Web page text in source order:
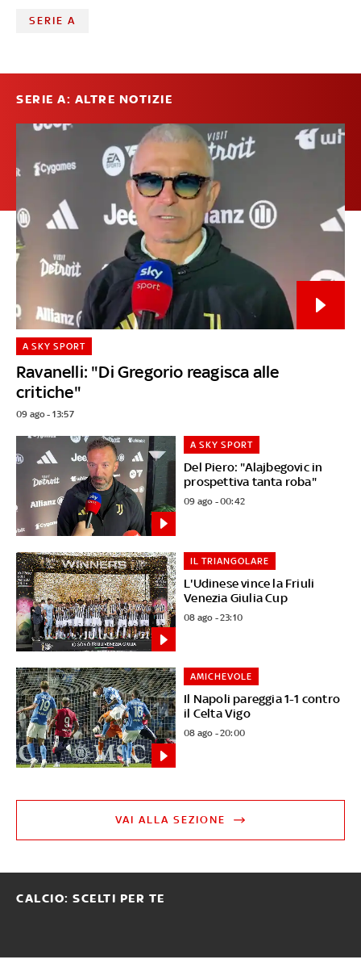
SERIE A
SERIE A: ALTRE NOTIZIE
Ravanelli: "Di Gregorio reagisca alle
critiche"
A SKY SPORT
09 ago - 13:57
Del Piero: "Alajbegovic in
prospettiva tanta roba"
A SKY SPORT
09 ago - 00:42
L'Udinese vince la Friuli
Venezia Giulia Cup
IL TRIANGOLARE
08 ago - 23:10
Il Napoli pareggia 1-1 contro
il Celta Vigo
AMICHEVOLE
08 ago - 20:00
VAI ALLA SEZIONE
CALCIO: SCELTI PER TE